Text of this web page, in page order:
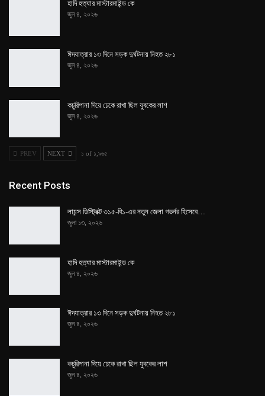
হাদি হত্যার মাস্টারমাইন্ড কে
জুন ৪, ২০২৬
ঈদযাত্রার ১৩ দিনে সড়ক দুর্ঘটনায় নিহত ২৮১
জুন ৪, ২০২৬
কচুরিপানা দিয়ে ঢেকে রাখা ছিল যুবকের লাশ
জুন ৪, ২০২৬
PREV NEXT ১ of ১,৯৬৫
Recent Posts
লায়ন্স ডিস্ট্রিক্ট ৩১৫-বি১-এর নতুন জেলা গভর্নর হিসেবে…
জুলা ১৩, ২০২৬
হাদি হত্যার মাস্টারমাইন্ড কে
জুন ৪, ২০২৬
ঈদযাত্রার ১৩ দিনে সড়ক দুর্ঘটনায় নিহত ২৮১
জুন ৪, ২০২৬
কচুরিপানা দিয়ে ঢেকে রাখা ছিল যুবকের লাশ
জুন ৪, ২০২৬